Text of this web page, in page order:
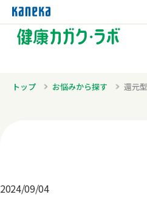
トップ お悩みから探す 還元
2024/09/04